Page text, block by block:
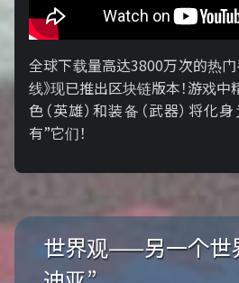
全球下载量高达3800万次的热
线》现已推出区块链版本！游戏
色（英雄）和装备（武器）将化
有”它们！
世界观——另一个世